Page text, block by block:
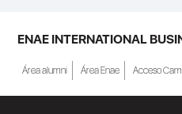
ENAE INTERNATIONAL
Área alumni Área Enae Acceso